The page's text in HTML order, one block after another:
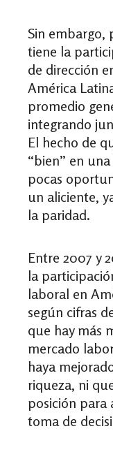
Sin embargo,
tiene la
de dirección
América
promedio
integrando
El hecho de
“bien” en
pocas
un aliciente,
la paridad.
Entre 2007 y
la
laboral en
según cifras
que hay más
mercado
haya
riqueza, ni
posición para
toma de